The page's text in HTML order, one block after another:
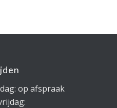
op afspraak